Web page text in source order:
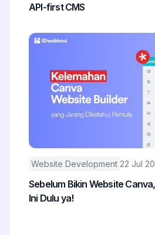
API-first CMS
Website Development 22 Jul
Sebelum Bikin Website
Ini Dulu ya!